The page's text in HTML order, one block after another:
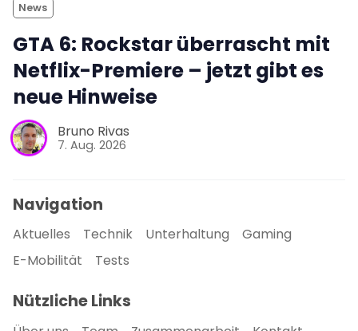
News
GTA 6: Rockstar überrascht mit
Netflix-Premiere – jetzt gibt es
neue Hinweise
Bruno Rivas
7. Aug. 2026
Navigation
Aktuelles Technik Unterhaltung
Gaming
E-Mobilität
Tests
Nützliche Links